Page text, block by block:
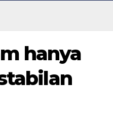
hanya